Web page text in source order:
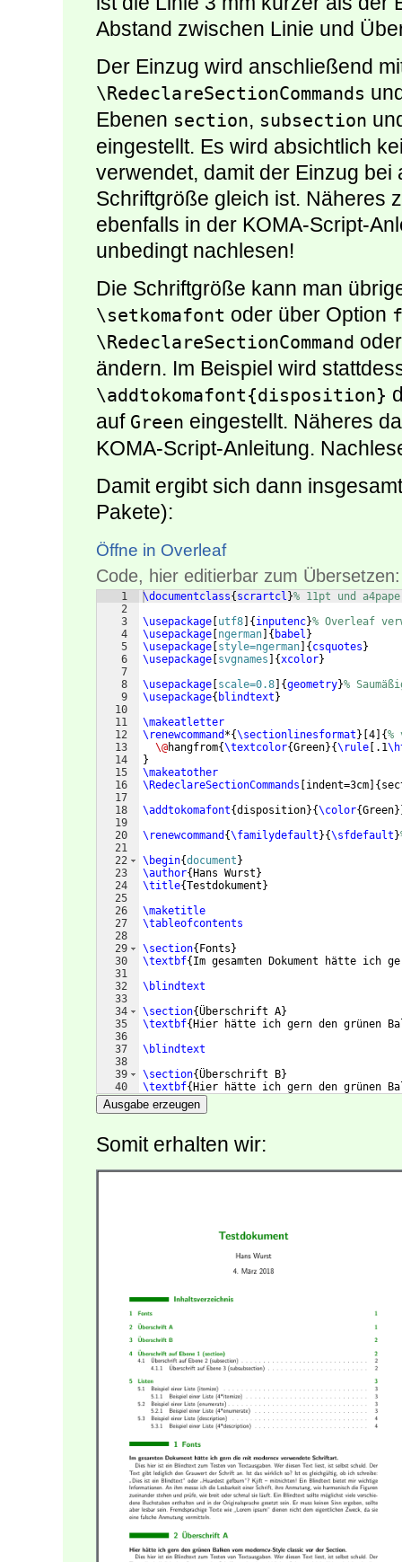
Abstand zwischen Linie und
Der Einzug wird anschließend
\RedeclareSectionCommands
Ebenen section, subsection
eingestellt. Es wird absichtlich
verwendet, damit der Einzug
Schriftgröße gleich ist. Näheres
ebenfalls in der KOMA-Script-
unbedingt nachlesen!
Die Schriftgröße kann man
\setkomafont oder über Option
\RedeclareSectionCommand
ändern. Im Beispiel wird
\addtokomafont{disposition}
auf Green eingestellt. Näheres
KOMA-Script-Anleitung.
Damit ergibt sich dann
Pakete):
Öffne in Overleaf
Code, hier editierbar zum Übersetzen:
1
2
3
4
5
6
7
8
9
10
11
12
13
14
15
16
17
18
19
20
21
22
23
24
25
26
27
28
29
30
31
32
33
34
35
36
37
38
39
40
41
\documentclass{ scrartcl }% 11pt und
\usepackage utf8 { inputenc}% Overleaf
\usepackage ngerman { babel }
\usepackage style=ngerman { csquotes }
\usepackage svgnames {xcolor}
\usepackage scale=0.8 {geometry}%
\usepackage{ blindtext }
\makeatletter
\renewcommand *{\sectionlinesformat } 4 {
\@hangfrom{\textcolor{Green}{\rule .1
}
\makeatother
\RedeclareSectionCommands
indent=3cm {
\addtokomafont{disposition}{\color{Green
\renewcommand {\familydefault }{\sfdefault }
\begin{document }
\author{ Hans Wurst }
\title{Testdokument }
\maketitle
\tableofcontents
\section{ Fonts }
\textbf{ Im gesamten Dokument hätte ich
\blindtext
\section{Überschrift A}
\textbf{ Hier hätte ich gern den grünen
\blindtext
\section{Überschrift B}
\textbf{ Hier hätte ich gern den grünen
Ausgabe erzeugen
Somit erhalten wir: